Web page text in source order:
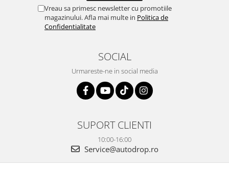
Vreau sa primesc newsletter cu promotiile
magazinului. Afla mai multe in Politica de
Confidentialitate
SOCIAL
Urmareste-ne in social media
SUPORT CLIENTI
10:00-16:00
Service@autodrop.ro